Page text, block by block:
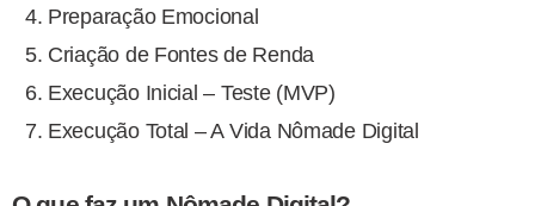
Preparação Emocional
Criação de Fontes de Renda
Execução Inicial – Teste (MVP)
Execução Total – A Vida Nômade Digital